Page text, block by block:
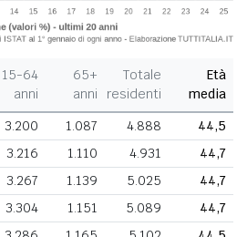
15-64
anni
65+
anni
Totale
residenti
Età
media
3.200 1.087 4.888
44,5
3.216 1.110 4.931
44,7
3.267 1.139 5.025
44,7
3.304 1.151 5.089
44,7